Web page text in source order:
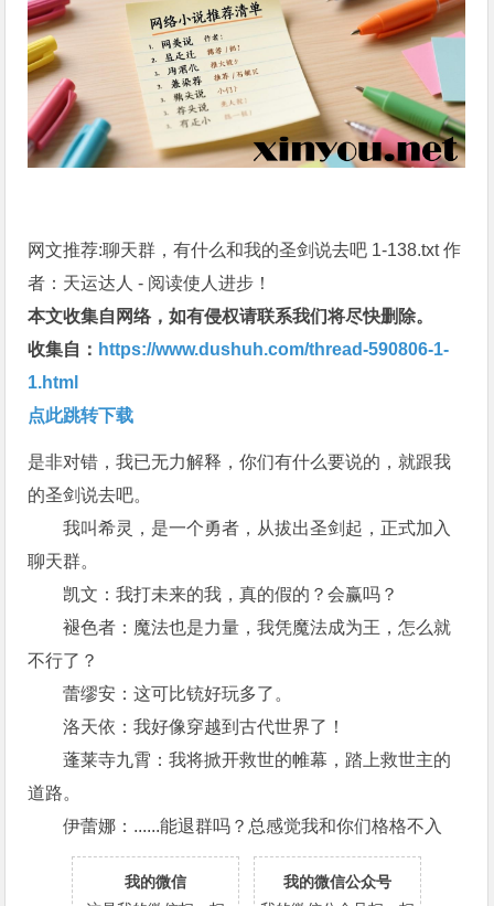
网文推荐:聊天群，有什么和我的圣剑说去吧 1-138.txt 作
者：天运达人 - 阅读使人进步！
本文收集自网络，如有侵权请联系我们将尽快删除。
收集自： https://www.dushuh.com/thread-590806-1-
1.html
点此跳转下载
是非对错，我已无力解释，你们有什么要说的，就跟我
的圣剑说去吧。
我叫希灵，是一个勇者，从拔出圣剑起，正式加入
聊天群。
凯文：我打未来的我，真的假的？会赢吗？
褪色者：魔法也是力量，我凭魔法成为王，怎么就
不行了？
蕾缪安：这可比铳好玩多了。
洛天依：我好像穿越到古代世界了！
蓬莱寺九霄：我将掀开救世的帷幕，踏上救世主的
道路。
伊蕾娜：......能退群吗？总感觉我和你们格格不入
我的微信
我的微信公众号